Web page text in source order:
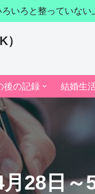
いろと整っていな
後の記録 結婚生
28日～